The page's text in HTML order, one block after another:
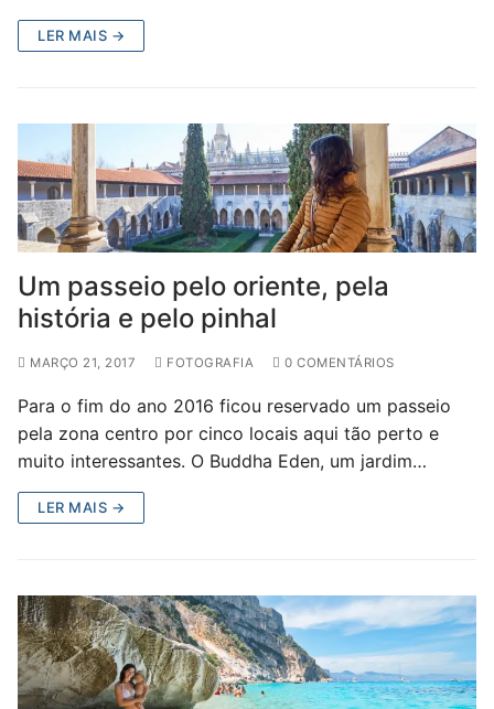
LER MAIS →
Um passeio pelo oriente, pela
história e pelo pinhal
MARÇO 21, 2017 FOTOGRAFIA 0 COMENTÁRIOS
Para o fim do ano 2016 ficou reservado um passeio
pela zona centro por cinco locais aqui tão perto e
muito interessantes. O Buddha Eden, um jardim…
LER MAIS →